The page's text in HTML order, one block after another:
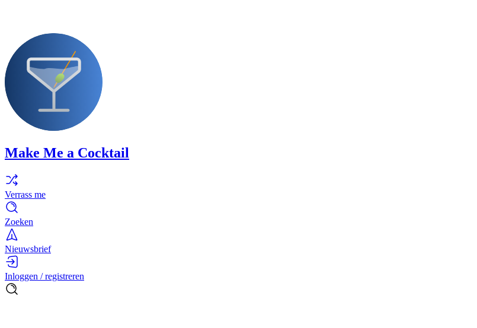
Make Me a Cocktail
Verrass me
Zoeken
Nieuwsbrief
Inloggen / registreren